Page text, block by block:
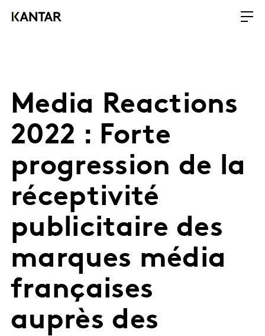
Media Reactions
2022 : Forte
progression de la
réceptivité
publicitaire des
marques média
françaises
auprès des